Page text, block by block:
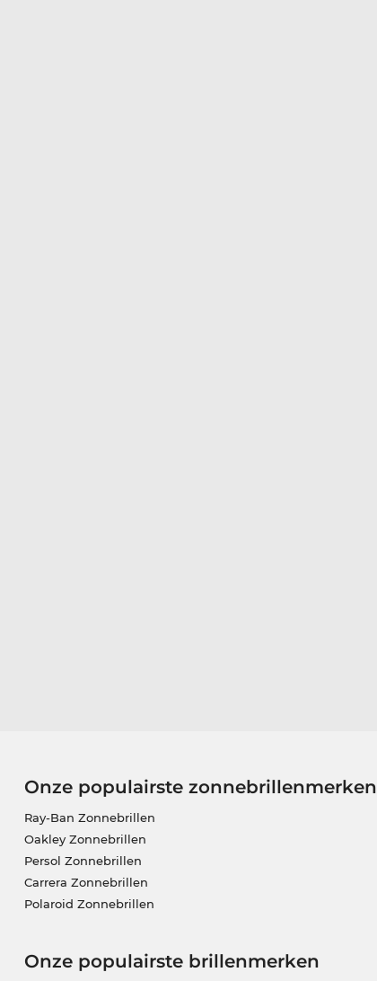
Onze populairste zonnebrillenmerken
Ray-Ban Zonnebrillen
Oakley Zonnebrillen
Persol Zonnebrillen
Carrera Zonnebrillen
Polaroid Zonnebrillen
Onze populairste brillenmerken